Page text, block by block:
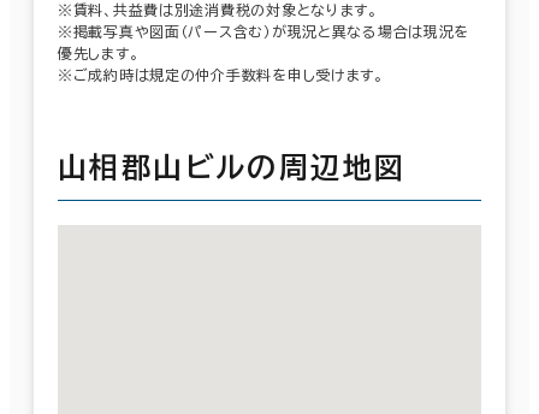
※賃料、共益費は別途消費税の対象となります。
※掲載写真や図面（パース含む）が現況と異なる場合は現況を
優先します。
※ご成約時は規定の仲介手数料を申し受けます。
山相郡山ビルの周辺地図